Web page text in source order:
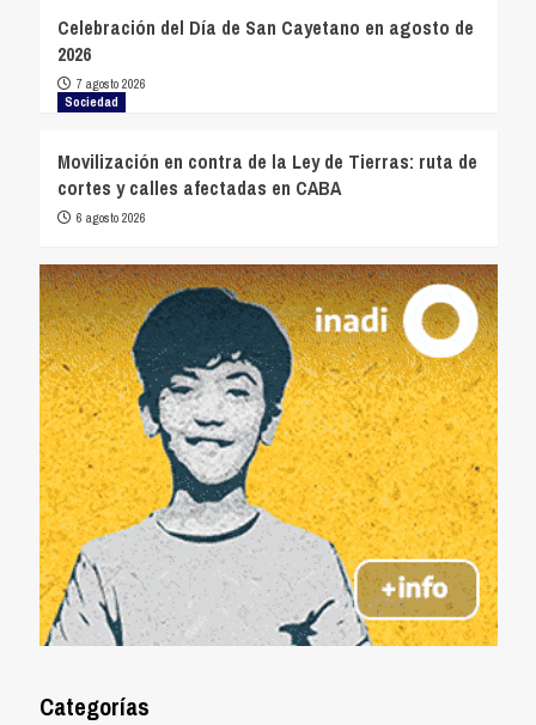
Celebración del Día de San Cayetano en agosto de
2026
7 agosto 2026
Sociedad
Movilización en contra de la Ley de Tierras: ruta de
cortes y calles afectadas en CABA
6 agosto 2026
Categorías